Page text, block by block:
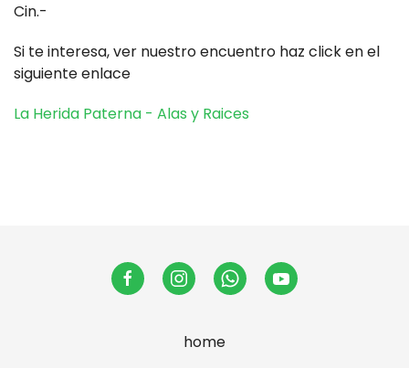
Cin.-
Si te interesa, ver nuestro encuentro haz click en el
siguiente enlace
La Herida Paterna - Alas y Raices
home